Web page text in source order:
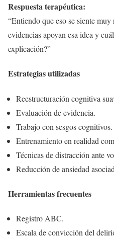
Respuesta terapéutica:
“Entiendo que eso se siente
evidencias apoyan esa idea y
explicación?”
Estrategias utilizadas
Reestructuración cognitiva
Evaluación de evidencia.
Trabajo con sesgos cognitivos.
Entrenamiento en realidad
Técnicas de distracción ante
Reducción de ansiedad
Herramientas frecuentes
Registro ABC.
Escala de convicción del